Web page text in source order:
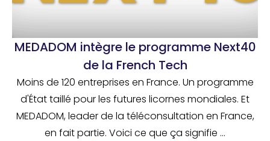
MEDADOM intègre le programme Next40
de la French Tech
Moins de 120 entreprises en France. Un programme
d'État taillé pour les futures licornes mondiales. Et
MEDADOM, leader de la téléconsultation en France,
en fait partie. Voici ce que ça signifie ...